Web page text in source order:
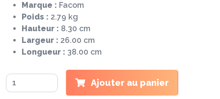
Marque : Facom
Poids : 2.79 kg
Hauteur : 8.30 cm
Largeur : 26.00 cm
Longueur : 38.00 cm
Ajouter au panier